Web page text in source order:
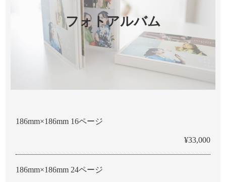
フォトアルバム
186mm×186mm 16ページ
¥33,000
186mm×186mm 24ページ